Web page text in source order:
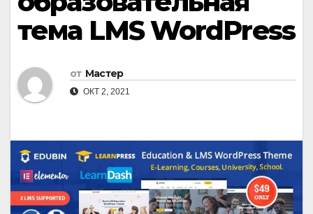
тема LMS WordPress
от Мастер
ОКТ 2, 2021